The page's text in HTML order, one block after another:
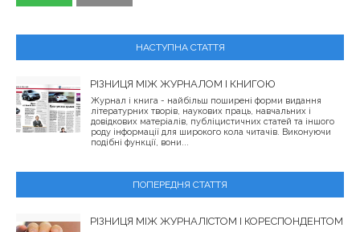
НАСТУПНА СТАТТЯ
РІЗНИЦЯ МІЖ ЖУРНАЛОМ І КНИГОЮ
Журнал і книга - найбільш поширені форми видання
літературних творів, наукових праць, навчальних і
довідкових матеріалів, публіцистичних статей та іншого
роду інформації для широкого кола читачів. Виконуючи
подібні функції, вони...
ПОПЕРЕДНЯ СТАТТЯ
РІЗНИЦЯ МІЖ ЖУРНАЛІСТОМ І КОРЕСПОНДЕНТОМ